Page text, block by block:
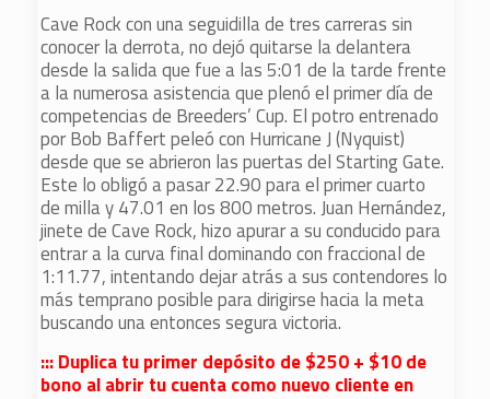
Cave Rock con una seguidilla de tres carreras sin
conocer la derrota, no dejó quitarse la delantera
desde la salida que fue a las 5:01 de la tarde frente
a la numerosa asistencia que plenó el primer día de
competencias de Breeders’ Cup. El potro entrenado
por Bob Baffert peleó con Hurricane J (Nyquist)
desde que se abrieron las puertas del Starting Gate.
Este lo obligó a pasar 22.90 para el primer cuarto
de milla y 47.01 en los 800 metros. Juan Hernández,
jinete de Cave Rock, hizo apurar a su conducido para
entrar a la curva final dominando con fraccional de
1:11.77, intentando dejar atrás a sus contendores lo
más temprano posible para dirigirse hacia la meta
buscando una entonces segura victoria.
::: Duplica tu primer depósito de $250 + $10 de
bono al abrir tu cuenta como nuevo cliente en